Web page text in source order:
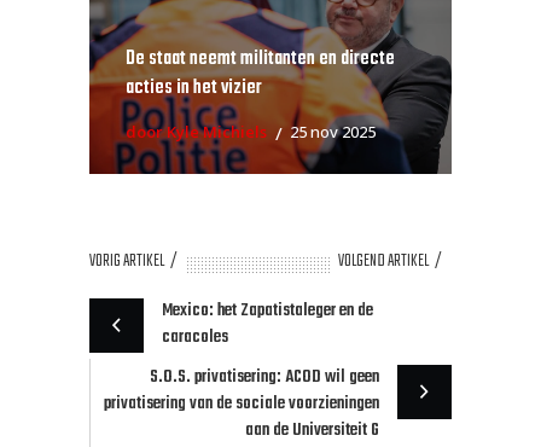
De staat neemt militanten en directe
acties in het vizier
door Kyle Michiels 25 nov 2025
VORIG ARTIKEL
VOLGEND ARTIKEL
Mexico: het Zapatistaleger en de
caracoles
S.O.S. privatisering: ACOD wil geen
privatisering van de sociale voorzieningen
aan de Universiteit G